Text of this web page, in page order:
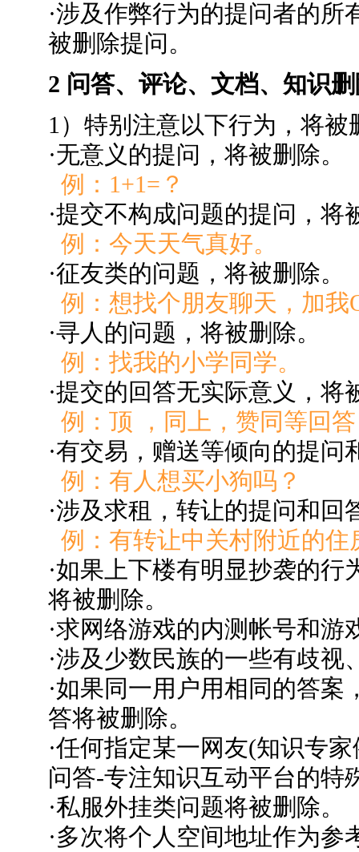
·涉及作弊行为的提问者的
被删除提问。
2 问答、评论、文档、知识
1）特别注意以下行为，将被
·无意义的提问，将被删除。
例：1+1=？
·提交不构成问题的提问，将
例：今天天气真好。
·征友类的问题，将被删除。
例：想找个朋友聊天，加我
·寻人的问题，将被删除。
例：找我的小学同学。
·提交的回答无实际意义，将
例：顶 ，同上，赞同等回答
·有交易，赠送等倾向的提问
例：有人想买小狗吗？
·涉及求租，转让的提问和回
例：有转让中关村附近的住
·如果上下楼有明显抄袭的
将被删除。
·求网络游戏的内测帐号和
·涉及少数民族的一些有歧
·如果同一用户用相同的答
答将被删除。
·任何指定某一网友(知识专
问答-专注知识互动平台的特
·私服外挂类问题将被删除。
·多次将个人空间地址作为